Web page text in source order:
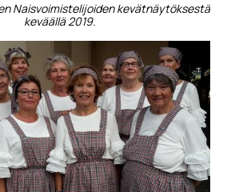
Naisvoimistelijoiden kevätnäytöksestä
keväällä 2019.